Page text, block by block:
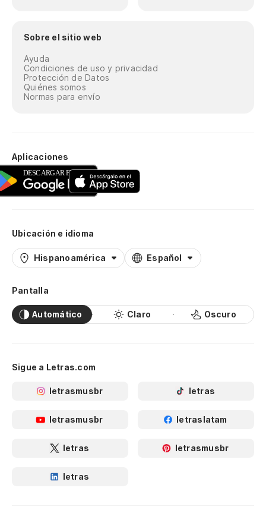
Sobre el sitio web
Ayuda
Condiciones de uso y privacidad
Protección de Datos
Quiénes somos
Normas para envío
Aplicaciones
Ubicación e idioma
Hispanoamérica Español
Pantalla
Automático Claro Oscuro
Sigue a Letras.com
letrasmusbr letras
letrasmusbr letraslatam
letras letrasmusbr
letras